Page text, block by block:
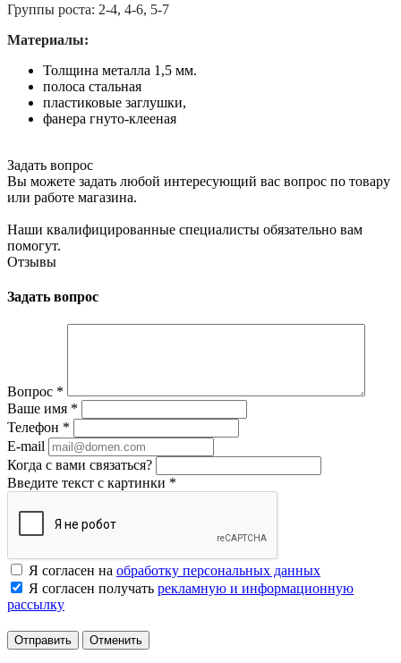
Группы роста: 2-4, 4-6, 5-7
Материалы:
Толщина металла 1,5 мм.
полоса стальная
пластиковые заглушки,
фанера гнуто-клееная
Задать вопрос
Вы можете задать любой интересующий вас вопрос по товару
или работе магазина.
Наши квалифицированные специалисты обязательно вам
помогут.
Отзывы
Задать вопрос
Вопрос *
Ваше имя *
Телефон *
E-mail
Когда с вами связаться?
Введите текст с картинки *
Я согласен на обработку персональных данных
Я согласен получать рекламную и информационную
рассылку
Отменить